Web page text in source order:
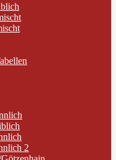
2